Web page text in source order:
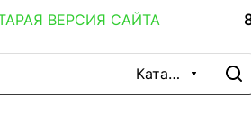
ВЕРСИЯ САЙТА
Каталог